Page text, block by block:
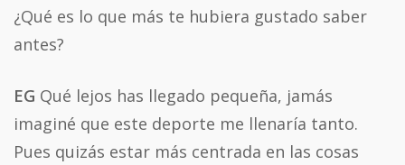
¿Qué es lo que más te hubiera gustado saber
antes?
EG Qué lejos has llegado pequeña, jamás
imaginé que este deporte me llenaría tanto.
Pues quizás estar más centrada en las cosas